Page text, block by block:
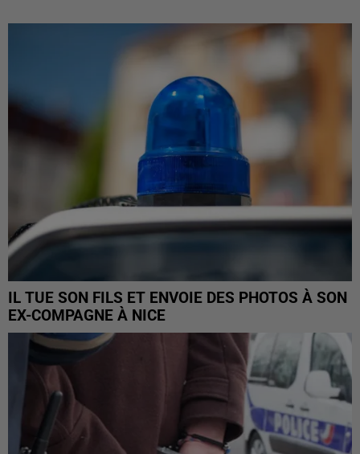
IL TUE SON FILS ET ENVOIE DES PHOTOS À SON
EX-COMPAGNE À NICE